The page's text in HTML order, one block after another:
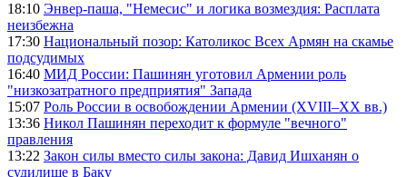
18:10 Энвер-паша, "Немесис" и логика возмездия: Расплата
неизбежна
17:30 Национальный позор: Католикос Всех Армян на скамье
подсудимых
16:40 МИД России: Пашинян уготовил Армении роль
"низкозатратного предприятия" Запада
15:07 Роль России в освобождении Армении (XVIII–XX вв.)
13:36 Никол Пашинян переходит к формуле "вечного"
правления
13:22 Закон силы вместо силы закона: Давид Ишханян о
судилище в Баку